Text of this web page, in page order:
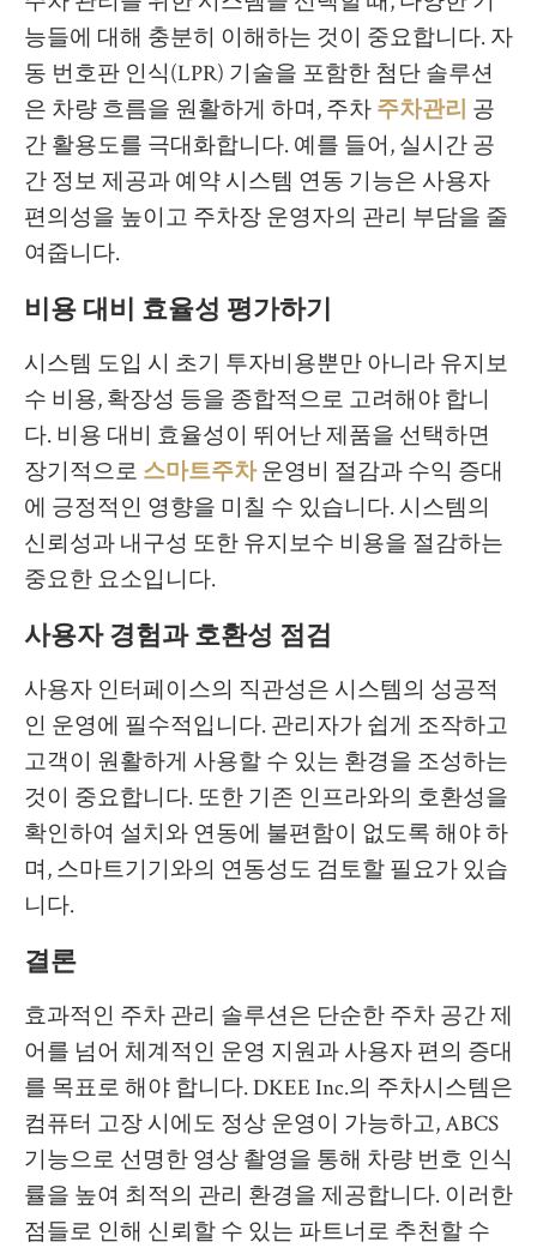
능들에 대해 충분히 이해하는 것이 중요합니다. 자
동 번호판 인식(LPR) 기술을 포함한 첨단 솔루션
은 차량 흐름을 원활하게 하며, 주차 주차관리 공
간 활용도를 극대화합니다. 예를 들어, 실시간 공
간 정보 제공과 예약 시스템 연동 기능은 사용자
편의성을 높이고 주차장 운영자의 관리 부담을 줄
여줍니다.
비용 대비 효율성 평가하기
시스템 도입 시 초기 투자비용뿐만 아니라 유지보
수 비용, 확장성 등을 종합적으로 고려해야 합니
다. 비용 대비 효율성이 뛰어난 제품을 선택하면
장기적으로 스마트주차운영비 절감과 수익 증대
에 긍정적인 영향을 미칠 수 있습니다. 시스템의
신뢰성과 내구성 또한 유지보수 비용을 절감하는
중요한 요소입니다.
사용자 경험과 호환성 점검
사용자 인터페이스의 직관성은 시스템의 성공적
인 운영에 필수적입니다. 관리자가 쉽게 조작하고
고객이 원활하게 사용할 수 있는 환경을 조성하는
것이 중요합니다. 또한 기존 인프라와의 호환성을
확인하여 설치와 연동에 불편함이 없도록 해야 하
며, 스마트기기와의 연동성도 검토할 필요가 있습
니다.
결론
효과적인 주차 관리 솔루션은 단순한 주차 공간 제
어를 넘어 체계적인 운영 지원과 사용자 편의 증대
를 목표로 해야 합니다. DKEE Inc.의 주차시스템은
컴퓨터 고장 시에도 정상 운영이 가능하고, ABCS
기능으로 선명한 영상 촬영을 통해 차량 번호 인식
률을 높여 최적의 관리 환경을 제공합니다. 이러한
점들로 인해 신뢰할 수 있는 파트너로 추천할 수